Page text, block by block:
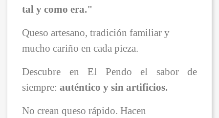
tal y como era."
Queso artesano, tradición familiar y
mucho cariño en cada pieza.
Descubre en El Pendo el sabor de
siempre: auténtico y sin artificios.
No crean queso rápido. Hacen